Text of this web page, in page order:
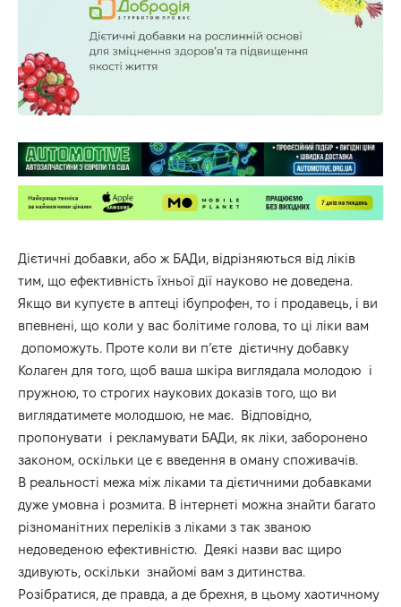
Дієтичні добавки, або ж БАДи, відрізняються від ліків
тим, що ефективність їхньої дії науково не доведена.
Якщо ви купуєте в аптеці ібупрофен, то і продавець, і ви
впевнені, що коли у вас болітиме голова, то ці ліки вам
допоможуть. Проте коли ви п’єте дієтичну добавку
Колаген для того, щоб ваша шкіра виглядала молодою і
пружною, то строгих наукових доказів того, що ви
виглядатимете молодшою, не має. Відповідно,
пропонувати і рекламувати БАДи, як ліки, заборонено
законом, оскільки це є введення в оману споживачів.
В реальності межа між ліками та дієтичними добавками
дуже умовна і розмита. В інтернеті можна знайти багато
різноманітних переліків з ліками з так званою
недоведеною ефективністю. Деякі назви вас щиро
здивують, оскільки знайомі вам з дитинства.
Розібратися, де правда, а де брехня, в цьому хаотичному